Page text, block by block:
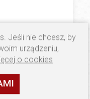
Jeśli nie chcesz, by
urządzeniu,
o cookies